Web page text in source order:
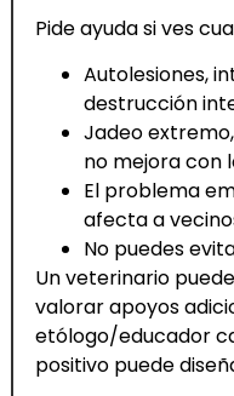
Pide ayuda si ves
Autolesiones,
destrucción
Jadeo
no mejora con
El problema
afecta a
No puedes
Un veterinario
valorar apoyos
etólogo/educador
positivo puede